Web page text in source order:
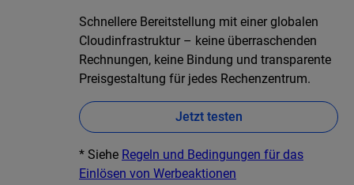
Schnellere Bereitstellung mit einer globalen
Cloudinfrastruktur – keine überraschenden
Rechnungen, keine Bindung und transparente
Preisgestaltung für jedes Rechenzentrum.
Jetzt testen
* Siehe Regeln und Bedingungen für das
Einlösen von Werbeaktionen